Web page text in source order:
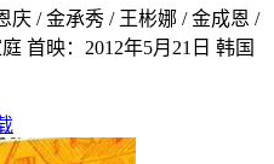
庆 / 金承秀 / 王彬娜 / 金成恩 /
首映：2012年5月21日 韩国